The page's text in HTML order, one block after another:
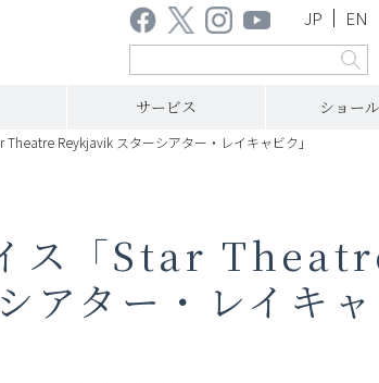
JP EN
サービス ショー
Reykjavik スターシアター・レイキャビク」
ス「Star
ター・レイキャ